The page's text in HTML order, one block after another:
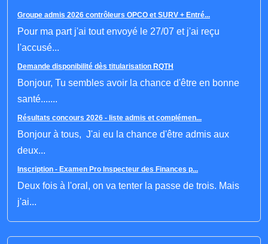
Groupe admis 2026 contrôleurs OPCO et SURV + Entré...
Pour ma part j'ai tout envoyé le 27/07 et j'ai reçu
l'accusé...
Demande disponibilité dès titularisation RQTH
Bonjour, Tu sembles avoir la chance d'être en bonne
santé.......
Résultats concours 2026 - liste admis et complémen...
Bonjour à tous, J'ai eu la chance d'être admis aux
deux...
Inscription - Examen Pro Inspecteur des Finances p...
Deux fois à l'oral, on va tenter la passe de trois. Mais
j'ai...